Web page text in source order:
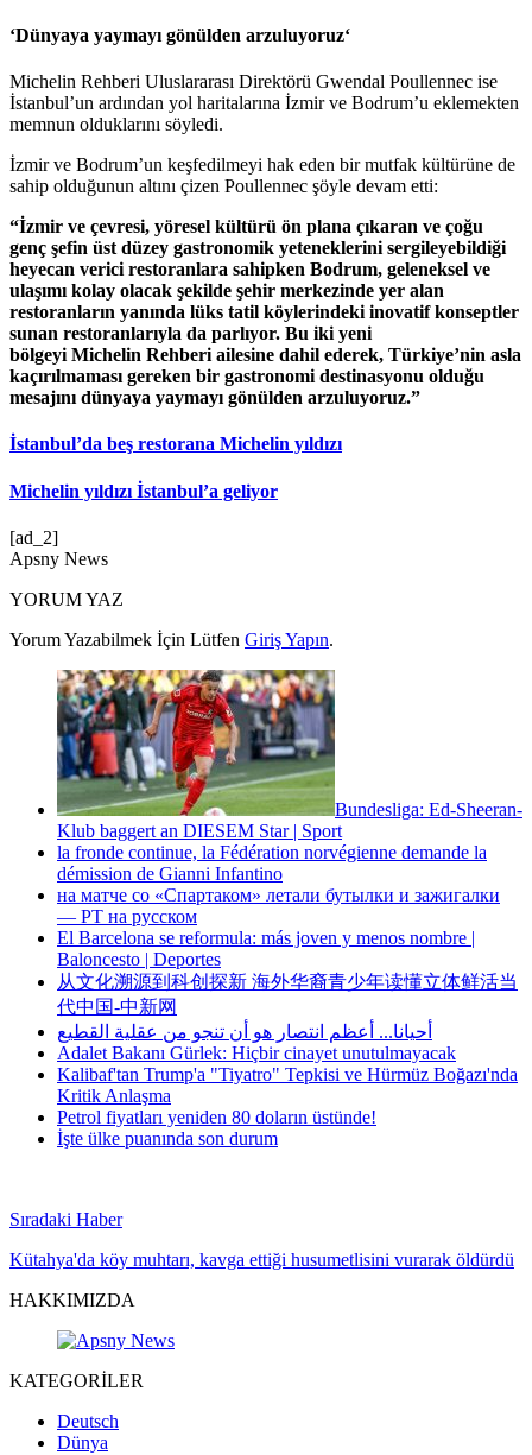
‘Dünyaya yaymayı gönülden arzuluyoruz‘
Michelin Rehberi Uluslararası Direktörü Gwendal Poullennec ise
İstanbul’un ardından yol haritalarına İzmir ve Bodrum’u eklemekten
memnun olduklarını söyledi.
İzmir ve Bodrum’un keşfedilmeyi hak eden bir mutfak kültürüne de
sahip olduğunun altını çizen Poullennec şöyle devam etti:
“İzmir ve çevresi, yöresel kültürü ön plana çıkaran ve çoğu
genç şefin üst düzey gastronomik yeteneklerini sergileyebildiği
heyecan verici restoranlara sahipken Bodrum, geleneksel ve
ulaşımı kolay olacak şekilde şehir merkezinde yer alan
restoranların yanında lüks tatil köylerindeki inovatif konseptler
sunan restoranlarıyla da parlıyor. Bu iki yeni
bölgeyi Michelin Rehberi ailesine dahil ederek, Türkiye’nin asla
kaçırılmaması gereken bir gastronomi destinasyonu olduğu
mesajını dünyaya yaymayı gönülden arzuluyoruz.”​​​​​​​
İstanbul’da beş restorana Michelin yıldızı
Michelin yıldızı İstanbul’a geliyor
[ad_2]
Apsny News
YORUM YAZ
Yorum Yazabilmek İçin Lütfen Giriş Yapın.
Bundesliga: Ed-Sheeran-
Klub baggert an DIESEM Star | Sport
la fronde continue, la Fédération norvégienne demande la
démission de Gianni Infantino
на матче со «Спартаком» летали бутылки и зажигалки
— РТ на русском
El Barcelona se reformula: más joven y menos nombre |
Baloncesto | Deportes
从文化溯源到科创探新 海外华裔青少年读懂立体鲜活当
代中国-中新网
أحيانا... أعظم انتصار هو أن تنجو من عقلية القطيع
Adalet Bakanı Gürlek: Hiçbir cinayet unutulmayacak
Kalibaf'tan Trump'a "Tiyatro" Tepkisi ve Hürmüz Boğazı'nda
Kritik Anlaşma
Petrol fiyatları yeniden 80 doların üstünde!
İşte ülke puanında son durum
Sıradaki Haber
Kütahya'da köy muhtarı, kavga ettiği husumetlisini vurarak öldürdü
HAKKIMIZDA
KATEGORİLER
Deutsch
Dünya